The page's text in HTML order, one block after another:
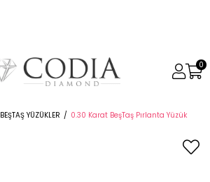
0
BEŞTAŞ YÜZÜKLER 0.30 Karat BeşTaş Pırlanta Yüzük